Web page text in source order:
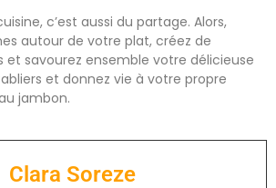
c’est aussi du partage. Alors,
autour de votre plat, créez de
et savourez ensemble votre délicieuse
et donnez vie à votre propre
jambon.
Clara Soreze